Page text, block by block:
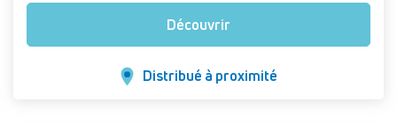
Découvrir
Distribué à proximité